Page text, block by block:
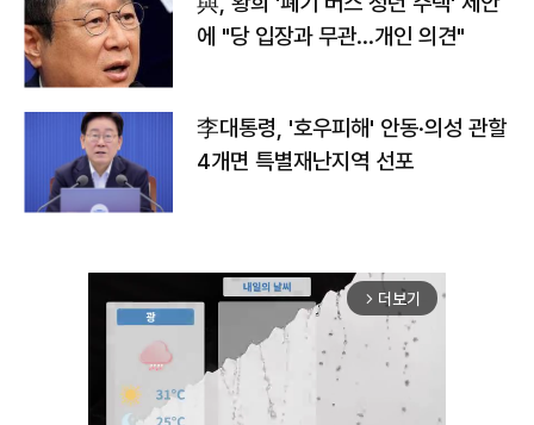
에 "당 입장과 무관…개인 의견"
李대통령, '호우피해' 안동·의성 관할
4개면 특별재난지역 선포
arrow_forward_ios 더보기